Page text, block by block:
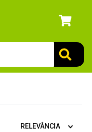
RELEVÂNCIA